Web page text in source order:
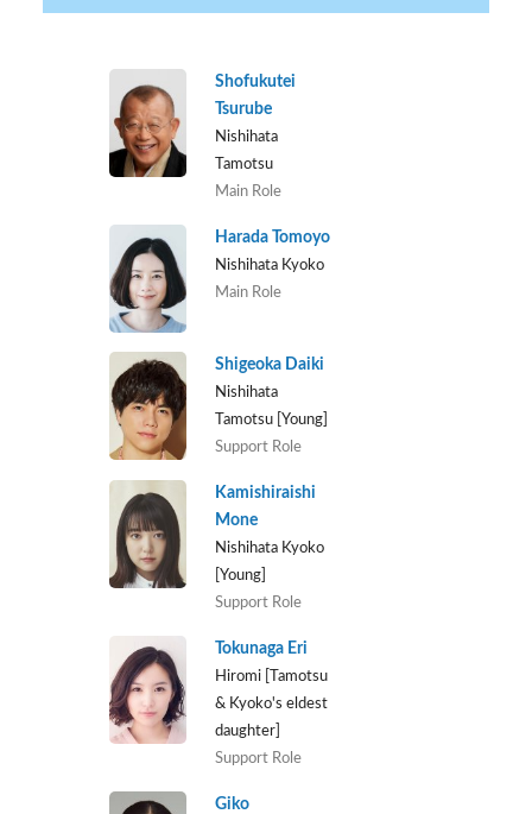
Shofukutei
Tsurube
Nishihata
Tamotsu
Main Role
Harada Tomoyo
Nishihata Kyoko
Main Role
Shigeoka Daiki
Nishihata
Tamotsu [Young]
Support Role
Kamishiraishi
Mone
Nishihata Kyoko
[Young]
Support Role
Tokunaga Eri
Hiromi [Tamotsu
& Kyoko's eldest
daughter]
Support Role
Giko